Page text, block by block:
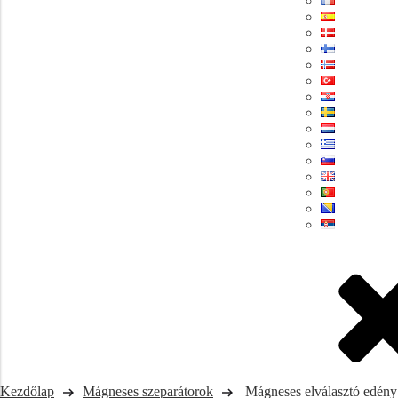
Kezdőlap Mágneses szeparátorok Mágneses elválasztó edény